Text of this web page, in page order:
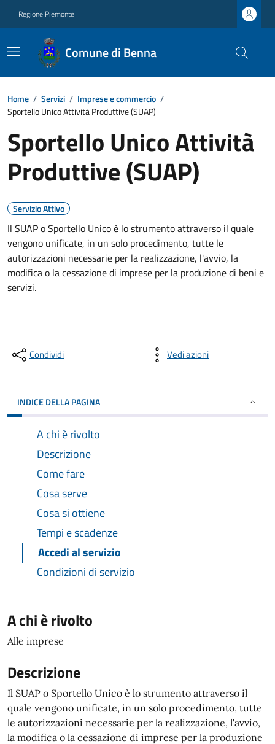
Regione Piemonte
Comune di Benna
Home / Servizi / Imprese e commercio /
Sportello Unico Attività Produttive (SUAP)
Sportello Unico Attività
Produttive (SUAP)
Servizio Attivo
Il SUAP o Sportello Unico è lo strumento attraverso il quale
vengono unificate, in un solo procedimento, tutte le
autorizzazioni necessarie per la realizzazione, l'avvio, la
modifica o la cessazione di imprese per la produzione di beni e
servizi.
Condividi Vedi azioni
INDICE DELLA PAGINA
A chi è rivolto
Descrizione
Come fare
Cosa serve
Cosa si ottiene
Tempi e scadenze
Accedi al servizio
Condizioni di servizio
A chi è rivolto
Alle imprese
Descrizione
Il SUAP o Sportello Unico è lo strumento attraverso il
quale vengono unificate, in un solo procedimento, tutte
le autorizzazioni necessarie per la realizzazione, l'avvio,
la modifica o la cessazione di imprese per la produzione